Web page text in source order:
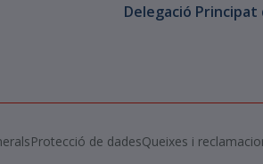
Delegació Principat
Protecció de dadesQueixes i